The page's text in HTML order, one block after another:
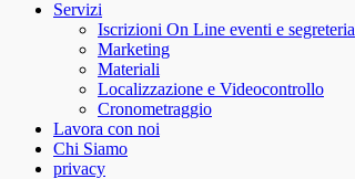
Servizi
Iscrizioni On Line eventi e segreteria
Marketing
Materiali
Localizzazione e Videocontrollo
Cronometraggio
Lavora con noi
Chi Siamo
privacy